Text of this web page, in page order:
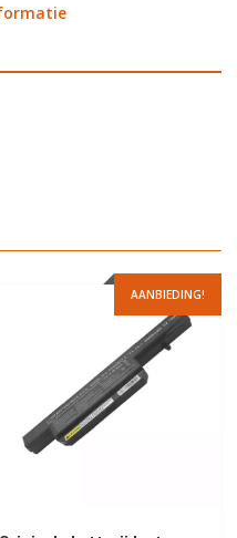
AANBIEDING!